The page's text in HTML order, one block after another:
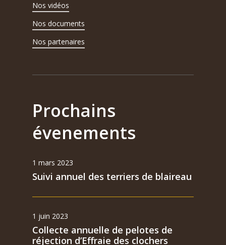
Nos vidéos
Nos documents
Nos partenaires
Prochains
évenements
1 mars 2023
Suivi annuel des terriers de blaireau
1 juin 2023
Collecte annuelle de pelotes de
réjection d’Effraie des clochers